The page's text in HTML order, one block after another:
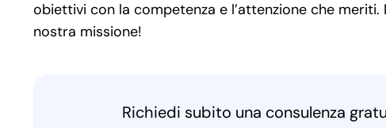
obiettivi con la competenza e l’attenzione che
nostra missione!
Richiedi subito una consulenza